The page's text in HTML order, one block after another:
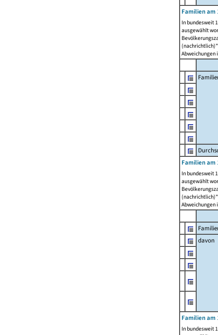
Familien am
In bundesweit
ausgewählt
Abweichungen
Familien am
In bundesweit
ausgewählt
Abweichungen
davon
Familien am
In bundesweit